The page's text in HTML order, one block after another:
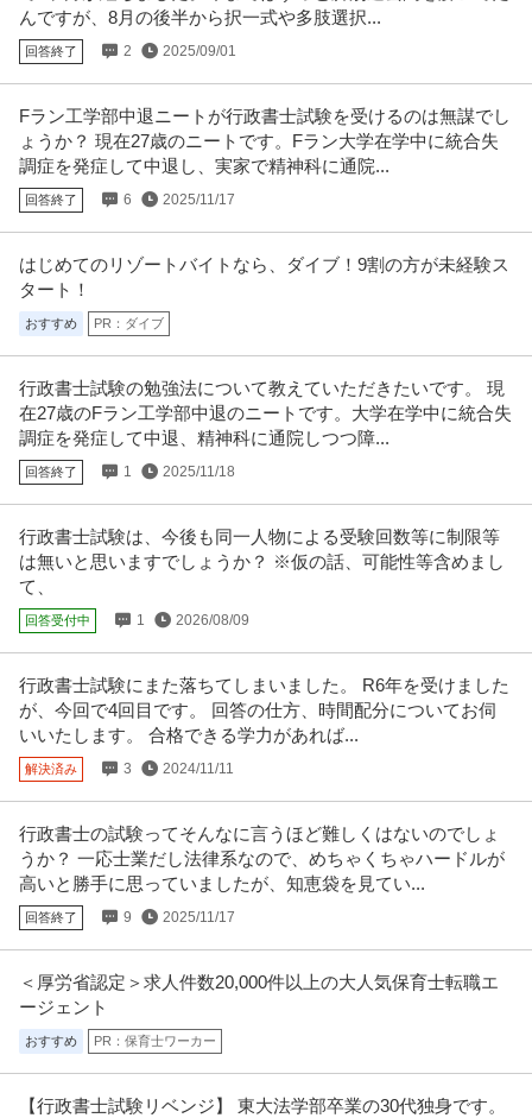
んですが、8月の後半から択一式や多肢選択...
回答終了 2 2025/09/01
Fラン工学部中退ニートが行政書士試験を受けるのは無謀でし
ょうか？ 現在27歳のニートです。Fラン大学在学中に統合失
調症を発症して中退し、実家で精神科に通院...
回答終了 6 2025/11/17
はじめてのリゾートバイトなら、ダイブ！9割の方が未経験ス
タート！
おすすめ PR：ダイブ
行政書士試験の勉強法について教えていただきたいです。 現
在27歳のFラン工学部中退のニートです。大学在学中に統合失
調症を発症して中退、精神科に通院しつつ障...
回答終了 1 2025/11/18
行政書士試験は、今後も同一人物による受験回数等に制限等
は無いと思いますでしょうか？ ※仮の話、可能性等含めまし
て、
回答受付中 1 2026/08/09
行政書士試験にまた落ちてしまいました。 R6年を受けました
が、今回で4回目です。 回答の仕方、時間配分についてお伺
いいたします。 合格できる学力があれば...
解決済み 3 2024/11/11
行政書士の試験ってそんなに言うほど難しくはないのでしょ
うか？ 一応士業だし法律系なので、めちゃくちゃハードルが
高いと勝手に思っていましたが、知恵袋を見てい...
回答終了 9 2025/11/17
＜厚労省認定＞求人件数20,000件以上の大人気保育士転職エ
ージェント
おすすめ PR：保育士ワーカー
【行政書士試験リベンジ】 東大法学部卒業の30代独身です。